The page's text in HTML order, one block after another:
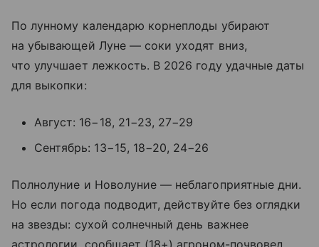
По лунному календарю корнеплоды убирают
на убывающей Луне — соки уходят вниз,
что улучшает лежкость. В 2026 году удачные даты
для выкопки:
Август: 16−18, 21−23, 27−29
Сентябрь: 13−15, 18−20, 24−26
Полнолуние и Новолуние — неблагоприятные дни.
Но если погода подводит, действуйте без оглядки
на звезды: сухой солнечный день важнее